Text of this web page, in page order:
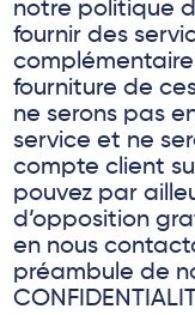
notre politique
fournir des
fourniture de
ne serons pas
service et ne
compte client
pouvez par
d’opposition
en nous
préambule de